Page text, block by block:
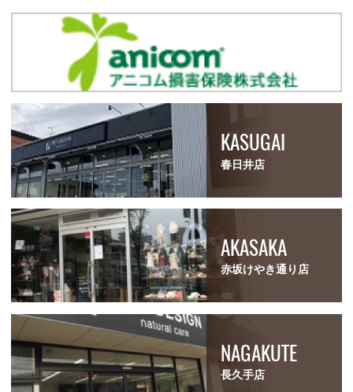
KASUGAI
春日井店
AKASAKA
赤坂けやき通り店
NAGAKUTE
長久手店